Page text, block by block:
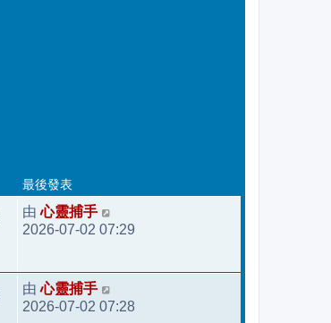
最後發表
由心靈捕手
2026-07-02 07:29
由心靈捕手
2026-07-02 07:28